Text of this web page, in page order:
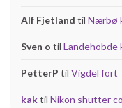
Alf Fjetland til Nærbø
Sven o til
PetterP til Vigdel fort
kaktil Nikon shutter